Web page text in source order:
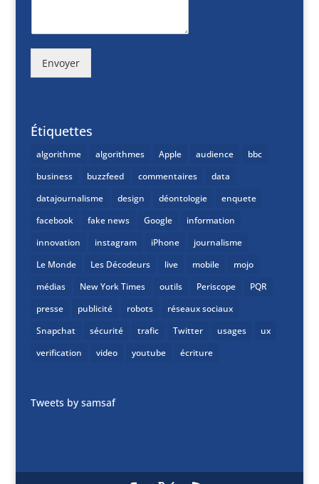
Envoyer
Étiquettes
algorithme algorithmes Apple audience
bbc
business
buzzfeed commentaires
data
datajournalisme
design déontologie
enquete
facebook
fake news Google
information
innovation
instagram iPhone
journalisme
Le Monde
Les Décodeurs live mobile
mojo
médias
New York Times outils Periscope
PQR
presse
publicité robots
réseaux sociaux
Snapchat
sécurité trafic Twitter usages
ux
verification
video youtube écriture
Tweets by samsaf